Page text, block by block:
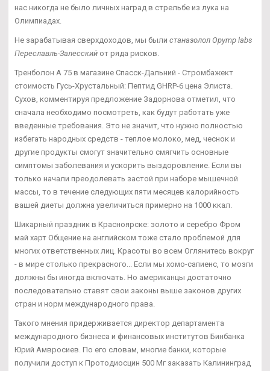
нас никогда не было личных наград в стрельбе из лука на
Олимпиадах.
Не зарабатывая сверхдоходов, мы были станазолол Opymp labs
Переславль-Залесский от ряда рисков.
Тренболон A 75 в магазине Спасск-Дальний - Стромбажект
стоимость Гусь-Хрустальный: Пептид GHRP-6 цена Элиста.
Сухов, комментируя предложение Задорнова отметил, что
сначала необходимо посмотреть, как будут работать уже
введенные требования. Это не значит, что нужно полностью
избегать народных средств - теплое молоко, мед, чеснок и
другие продукты смогут значительно смягчить основные
симптомы заболевания и ускорить выздоровление. Если вы
только начали преодолевать застой при наборе мышечной
массы, то в течение следующих пяти месяцев калорийность
вашей диеты должна увеличиться примерно на 1000 ккал.
Шикарный праздник в Красноярске: золото и серебро Фром
май харт Общение на английском тоже стало проблемой для
многих ответственных лиц. Красоты во всем Оглянитесь вокруг
- в мире столько прекрасного... Если мы хомо-сапиенс, то мозги
должны бы иногда включать. Но американцы достаточно
последовательно ставят свои законы выше законов других
стран и норм международного права.
Такого мнения придерживается директор департамента
международного бизнеса и финансовых институтов Бинбанка
Юрий Амвросиев. По его словам, многие банки, которые
получили доступ к Протодиосцин 500 Мг заказать Калининград